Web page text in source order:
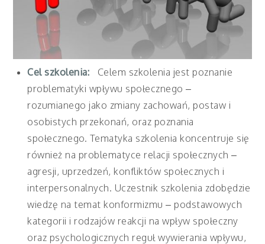
Cel szkolenia:
Celem szkolenia jest poznanie
problematyki wpływu społecznego –
rozumianego jako zmiany zachowań, postaw i
osobistych przekonań, oraz poznania
społecznego. Tematyka szkolenia koncentruje się
również na problematyce relacji społecznych –
agresji, uprzedzeń, konfliktów społecznych i
interpersonalnych. Uczestnik szkolenia zdobędzie
wiedzę na temat konformizmu – podstawowych
kategorii i rodzajów reakcji na wpływ społeczny
oraz psychologicznych reguł wywierania wpływu,